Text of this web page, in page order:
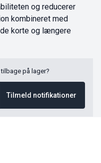
og reducerer
kombineret med
korte og længere
på lager?
Tilmeld notifikationer